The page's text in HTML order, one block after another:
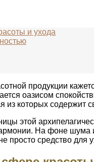
и ухода
продукции
оазисом
из которых содержит
этой
На фоне
средство для